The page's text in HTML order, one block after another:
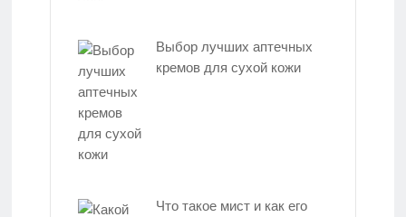
Выбор лучших аптечных
кремов для сухой кожи
Что такое мист и как его